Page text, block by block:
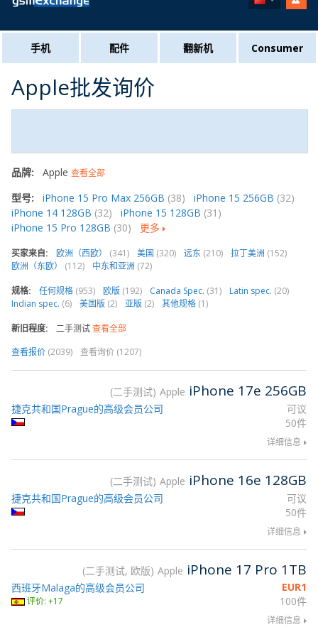
手机 配件 翻新机 Consumer
Apple批发询价
品牌: Apple 查看全部
型号: iPhone 15 Pro Max 256GB (38) iPhone 15 256GB (32)
iPhone 14 128GB (32) iPhone 15 128GB (31)
iPhone 15 Pro 128GB (30) 更多
买家来自: 欧洲（西欧） (341) 美国 (320) 远东 (210) 拉丁美洲 (152)
欧洲（东欧） (112) 中东和亚洲 (72)
规格: 任何规格 (953) 欧版 (192) Canada Spec. (31) Latin spec. (20)
Indian spec. (6) 美国版 (2) 亚版 (2) 其他规格 (1)
新旧程度: 二手测试查看全部
查看报价 (2039) 查看询价 (1207)
二手测试 Apple iPhone 17e 256GB
可议
50件
捷克共和国Prague的高级会员公司
详细信息
二手测试 Apple iPhone 16e 128GB
可议
50件
捷克共和国Prague的高级会员公司
详细信息
二手测试, 欧版 Apple iPhone 17 Pro 1TB
EUR1
100件
西班牙Malaga的高级会员公司
评价: +17
详细信息